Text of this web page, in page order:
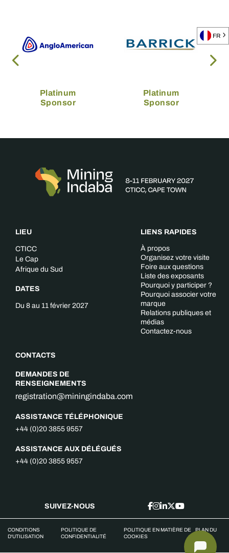
Platinum
Sponsor
Platinum
Sponsor
LIEU
CTICC
Le Cap
Afrique du Sud
DATES
Du 8 au 11 février 2027
CONTACTS
DEMANDES DE
RENSEIGNEMENTS
registration@miningindaba.com
ASSISTANCE TÉLÉPHONIQUE
+44 (0)20 3855 9557
ASSISTANCE AUX DÉLÉGUÉS
+44 (0)20 3855 9557
LIENS RAPIDES
À propos
Organisez votre visite
Foire aux questions
Liste des exposants
Pourquoi y participer ?
Pourquoi associer votre
marque
Relations publiques et
médias
Contactez-nous
SUIVEZ-NOUS
CONDITIONS
D'UTILISATION
POLITIQUE DE
CONFIDENTIALITÉ
POLITIQUE EN MATIÈRE DE
COOKIES
PLAN DU
FR